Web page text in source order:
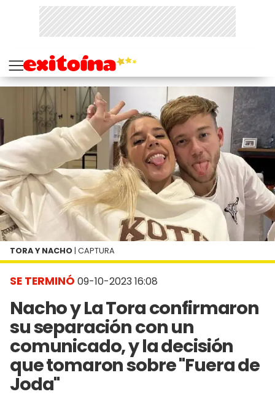
SE TERMINÓ 09-10-2023 16:08
Nacho y La Tora confirmaron
su separación con un
comunicado, y la decisión
que tomaron sobre "Fuera de
Joda"
TORA Y NACHO | CAPTURA